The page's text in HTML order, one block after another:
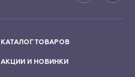
КАТАЛОГ ТОВАРОВ
АКЦИИ И НОВИНКИ